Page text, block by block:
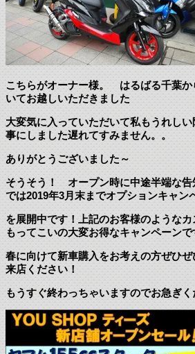
こちらがオーナー様。 はるばる千葉か
いてお越しいただきました
大変気に入っていただいて私もうれし
事にしました遅れてすみません。。
ありがとうございました～
そうそう！ オープン時に中途半端な告
では2019年3月末までオプションキャン
を展開中です！上記のお客様のような
もってこいの大変お得なキャンペーンで
春に向けて新車購入をお考えの方ぜひ
来店ください！
もうすぐ終わっちゃいますのでお急ぎく